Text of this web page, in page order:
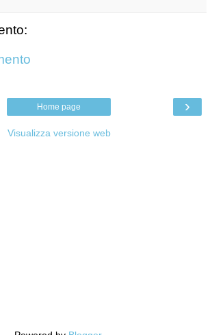
›
Home page
Visualizza versione web